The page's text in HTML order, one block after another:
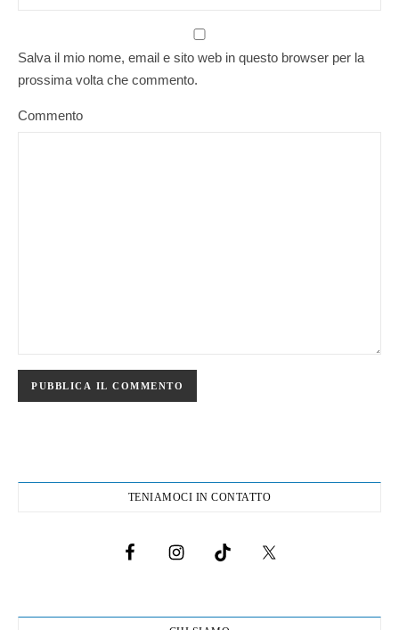
Salva il mio nome, email e sito web in questo browser per la
prossima volta che commento.
Commento
TENIAMOCI IN CONTATTO